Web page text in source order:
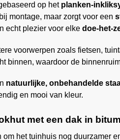
op het planken-
montage, maar zorgt voor een
echt plezier voor elke doe-het-
voorwerpen zoals fietsen,
binnen, waardoor de
natuurlijke, onbehandelde
en mooi van kleur.
met een dak in
het tuinhuis nog duurzamer